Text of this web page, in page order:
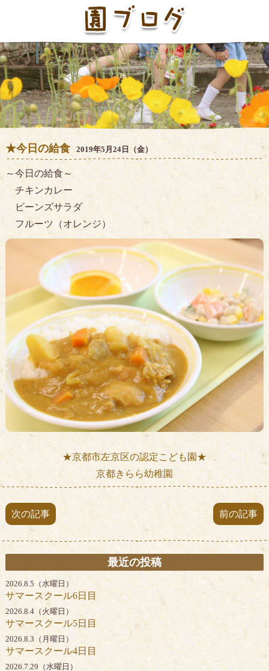
★今日の給食 2019年5月24日（金）
～今日の給食～
チキンカレー
ビーンズサラダ
フルーツ（オレンジ）
★京都市左京区の認定こども園★
京都きらら幼稚園
次の記事 前の記事
最近の投稿
2026.8.5（水曜日）
サマースクール6日目
2026.8.4（火曜日）
サマースクール5日目
2026.8.3（月曜日）
サマースクール4日目
2026.7.29（水曜日）